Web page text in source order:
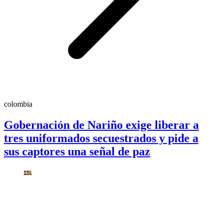
colombia
Gobernación de Nariño exige liberar a
tres uniformados secuestrados y pide a
sus captores una señal de paz